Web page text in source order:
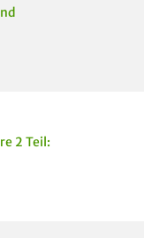
2 Teil: